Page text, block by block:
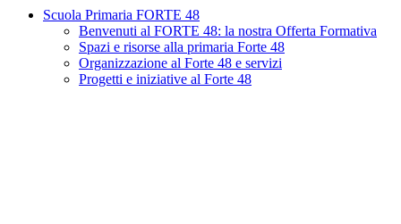
Scuola Primaria FORTE 48
Benvenuti al FORTE 48: la nostra Offerta Formativa
Spazi e risorse alla primaria Forte 48
Organizzazione al Forte 48 e servizi
Progetti e iniziative al Forte 48